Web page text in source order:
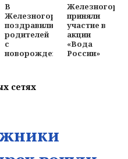
В
Железногорске
поздравили
родителей
с
новорожденными
приняли
участие в
акции
«Вода
России»
сетях